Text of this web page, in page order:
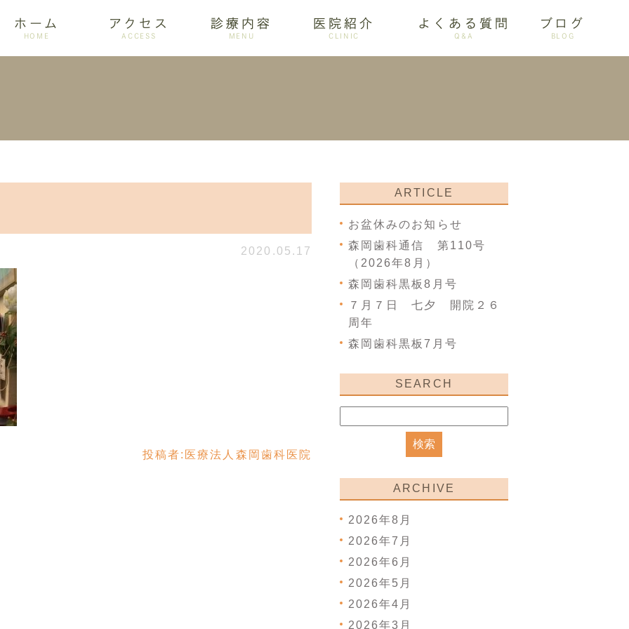
ホーム
HOME
アクセス
ACCESS
診療内容
MENU
訪問歯科 歯周病 ホワイトニング 審美歯科
医院紹介
CLINIC
設備紹介 アクセス
よくある質問
Q&A
ブログ
BLOG
グ
2020.05.17
投稿者: 医療法人森岡歯科医院
ARTICLE
お盆休みのお知らせ
森岡歯科通信 第110号
（2026年8月）
森岡歯科黒板8月号
７月７日 七夕 開院２６
周年
森岡歯科黒板7月号
SEARCH
ARCHIVE
2026年8月
2026年7月
2026年6月
2026年5月
2026年4月
2026年3月